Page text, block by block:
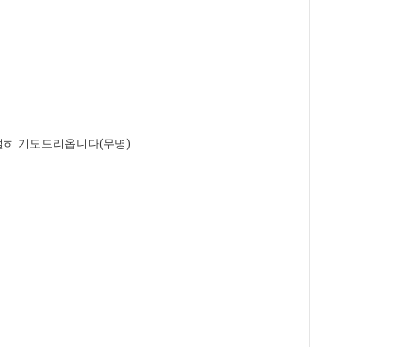
기도드리옵니다(무명)